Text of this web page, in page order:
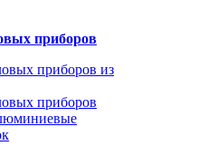
приборов
приборов из
приборов